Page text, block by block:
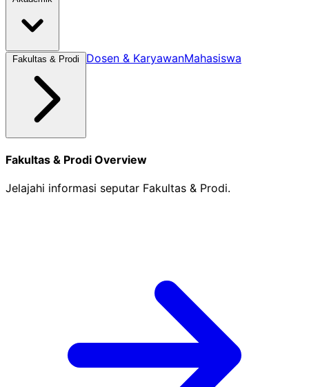
Dosen & KaryawanMahasiswa
Fakultas & Prodi Overview
Jelajahi informasi seputar Fakultas & Prodi.